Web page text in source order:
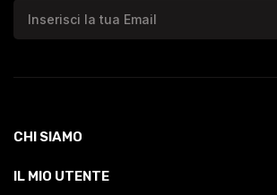
CHI SIAMO
IL MIO UTENTE